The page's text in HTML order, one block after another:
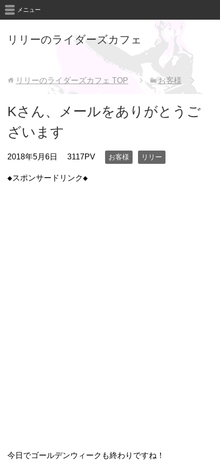
リリーのライダーズカフェ
メニュー
リリーのライダーズカフェ TOP お客様
Kさん、メールをありがとうご
ざいます
2018年5月6日 3117PV お客様 リリー
◆スポンサードリンク◆
今日でゴールデンウィークも終わりですね！